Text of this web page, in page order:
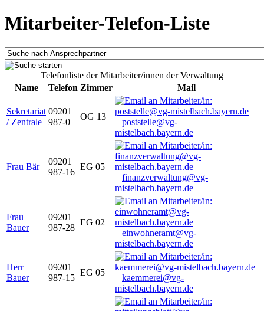
Mitarbeiter-Telefon-Liste
Telefonliste der Mitarbeiter/innen der Verwaltung
Name
Telefon Zimmer Mail
Sekretariat
/ Zentrale
09201
987-0
OG 13
poststelle@vg-
mistelbach.bayern.de
Frau Bär
09201
987-16
EG 05
finanzverwaltung@vg-
mistelbach.bayern.de
Frau
Bauer
09201
987-28
EG 02
einwohneramt@vg-
mistelbach.bayern.de
Herr
Bauer
09201
987-15
EG 05
kaemmerei@vg-
mistelbach.bayern.de